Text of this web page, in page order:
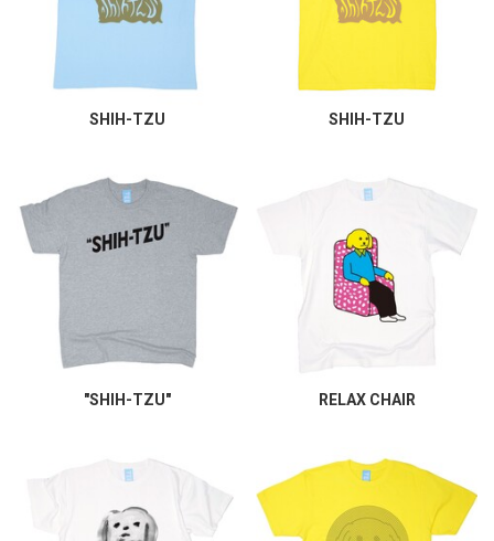
SHIH-TZU SHIH-TZU
"SHIH-TZU" RELAX CHAIR